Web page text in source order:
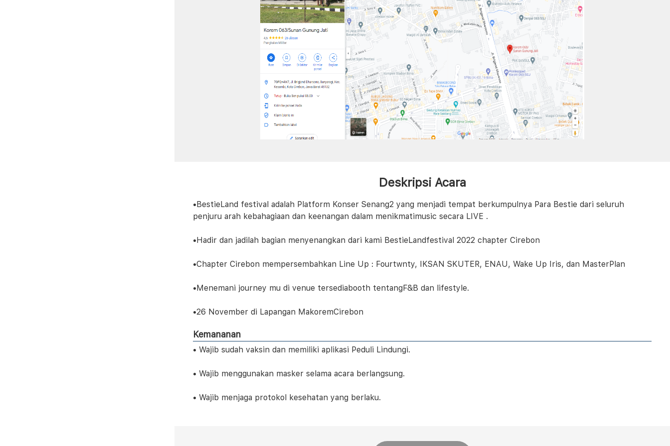
Deskripsi Acara
•BestieLand festival adalah Platform Konser Senang2 yang menjadi tempat berkumpulnya Para Bestie dari seluruh
penjuru arah kebahagiaan dan keenangan dalam menikmatimusic secara LIVE .
•Hadir dan jadilah bagian menyenangkan dari kami BestieLandfestival 2022 chapter Cirebon
•Chapter Cirebon mempersembahkan Line Up : Fourtwnty, IKSAN SKUTER, ENAU, Wake Up Iris, dan MasterPlan
•Menemani journey mu di venue tersediabooth tentangF&B dan lifestyle.
•26 November di Lapangan MakoremCirebon
Kemananan
• Wajib sudah vaksin dan memiliki aplikasi Peduli Lindungi.
• Wajib menggunakan masker selama acara berlangsung.
• Wajib menjaga protokol kesehatan yang berlaku.